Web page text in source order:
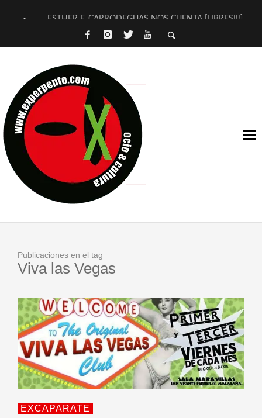
ESTHER F. CARRODEGUAS NOS CUENTA [LIBRES!!!]
[TERRA DE GUAPES] DE SANDRA MONFORT
TIMBRE 4, LA ESCUELA DEL DIRECTOR TEATRAL CLAUDIO
30 AÑOS (NO ES NADA) DE LA KATARSIS DEL TOMATAZO
MILITARES JUDÍAS EN #EXVITA
D’BALDOMEROS REINVENTAN [BITÁCORA 3.0] EN EXVITA
MARSHALL FLASH PRESENTA EN EXVITA [RELATIVA
JOFRE BARDAGÍ EN EXVITA INTERPRETANDO A SERRAT
Publicaciones en el tag
Viva las Vegas
EXCAPARATE